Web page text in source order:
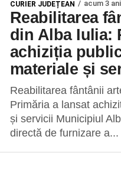
CURIER JUDEȚEAN acum 3 ani
Reabilitarea
din Alba Iulia:
achiziția
materiale și
Reabilitarea fântânii
Primăria a lansat
și servicii Municipiul
directă de furnizare a...